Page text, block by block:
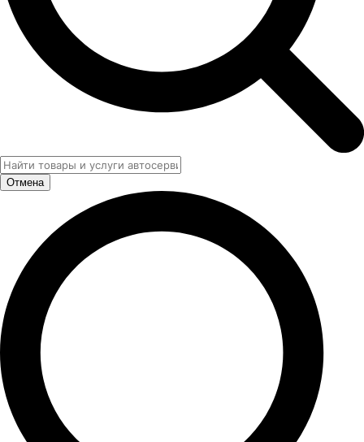
Отмена